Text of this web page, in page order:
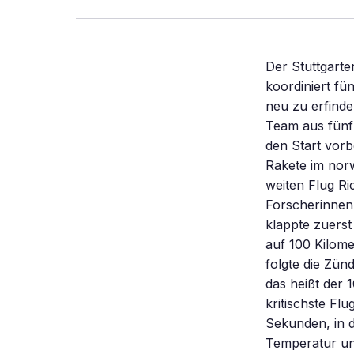
Der Stuttgarter Hendrik Weihs ist Deutschlands Mann für den Wiedereintritt. Er koordiniert fünf Institute des DLR für das Ziel, die Rückkehrtechnik für Raumfahrzeuge neu zu erfinden. Jahrelang hatten sich der Stuttgarter Raumfahrtingenieur und sein Team aus fünf Instituten des Deutschen Zentrums für Luft- und Raumfahrt (DLR) auf den Start vorbereitet. Am 22. Juni 2012 war es endlich soweit: Um 21.18 Uhr hob die Rakete im norwegischen Andøya zu ihrem 250 Kilometer hohen und 900 Kilometer weiten Flug Richtung Norden ab. Zwei Wochen lang hatten die gut drei Dutzend Forscherinnen und Forscher um Hendrik Weihs alles penibel durchgespielt. Alles klappte zuerst wie am Schnürchen. Die erste Raketenstufe schraubte den Flugkörper auf 100 Kilometer Höhe. Dann senkte sich die Spitze ein wenig in die Horizontale. Es folgte die Zündung der zweiten Stufe. Der Testflugkörper Shefex II wurde mit Mach 10, das heißt der 10-fachen Schallgeschwindigkeit, in die Erdatmosphäre geschossen. Die kritischste Flugphase, der Wiedereintritt in die Atmosphäre, hatte begonnen. 50 Sekunden, in denen 300 Sensoren in der Keramikhaut von Shefex II Druck, Temperatur und Wärmefluss aufzeichnen und die Daten an die norwegische Radarstation bei Andøya funken sollten. Doch als der Flugkörper hoch über dem Meer hinter dem Horizont verschwand und eine Station auf Spitzbergen auf die Kontaktübernahme wartete, riss der Datenstrom plötzlich ab. „Da hat uns die Software einen Strich durch die Rechnung gemacht”, erklärte Weihs später nach der Fehlerauswertung. Die Programmroutine war zuvor Dutzende Male getestet worden, versagte aber im entscheidenden Moment. Weihs vermutet, dass der Fallschirm korrekt aufgegangen war und das Projektil mitsamt einem Schwimmkörper